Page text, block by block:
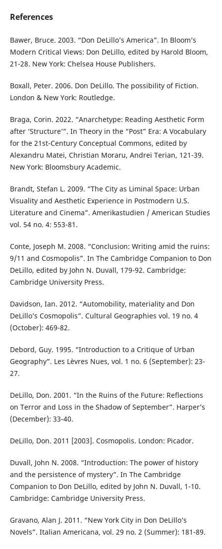
References
Bawer, Bruce. 2003. “Don DeLillo’s America”. In Bloom’s
Modern Critical Views: Don DeLillo, edited by Harold Bloom,
21-28. New York: Chelsea House Publishers.
Boxall, Peter. 2006. Don DeLillo. The possibility of Fiction.
London & New York: Routledge.
Braga, Corin. 2022. “Anarchetype: Reading Aesthetic Form
after ‘Structure’”. In Theory in the “Post” Era: A Vocabulary
for the 21st-Century Conceptual Commons, edited by
Alexandru Matei, Christian Moraru, Andrei Terian, 121-39.
New York: Bloomsbury Academic.
Brandt, Stefan L. 2009. “The City as Liminal Space: Urban
Visuality and Aesthetic Experience in Postmodern U.S.
Literature and Cinema”. Amerikastudien / American Studies
vol. 54 no. 4: 553-81.
Conte, Joseph M. 2008. “Conclusion: Writing amid the ruins:
9/11 and Cosmopolis”. In The Cambridge Companion to Don
DeLillo, edited by John N. Duvall, 179-92. Cambridge:
Cambridge University Press.
Davidson, Ian. 2012. “Automobility, materiality and Don
DeLillo’s Cosmopolis”. Cultural Geographies vol. 19 no. 4
(October): 469-82.
Debord, Guy. 1995. “Introduction to a Critique of Urban
Geography”. Les Lèvres Nues, vol. 1 no. 6 (September): 23-
27.
DeLillo, Don. 2001. “In the Ruins of the Future: Reflections
on Terror and Loss in the Shadow of September”. Harper’s
(December): 33-40.
DeLillo, Don. 2011 [2003]. Cosmopolis. London: Picador.
Duvall, John N. 2008. “Introduction: The power of history
and the persistence of mystery”. In The Cambridge
Companion to Don DeLillo, edited by John N. Duvall, 1-10.
Cambridge: Cambridge University Press.
Gravano, Alan J. 2011. “New York City in Don DeLillo’s
Novels”. Italian Americana, vol. 29 no. 2 (Summer): 181-89.